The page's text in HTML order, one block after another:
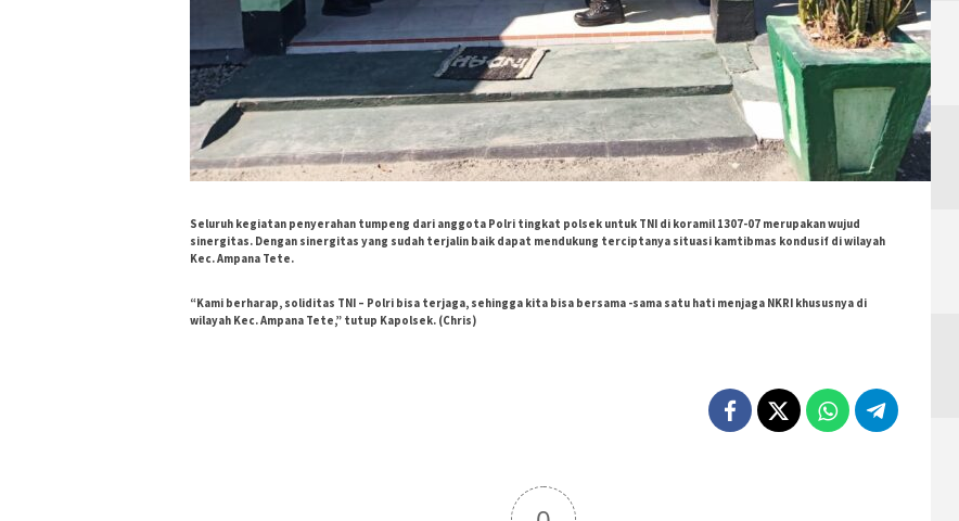
Seluruh kegiatan penyerahan tumpeng dari anggota Polri tingkat polsek untuk TNI di koramil 1307-07 merupakan wujud
sinergitas. Dengan sinergitas yang sudah terjalin baik dapat mendukung terciptanya situasi kamtibmas kondusif di wilayah
Kec. Ampana Tete.
“Kami berharap, soliditas TNI – Polri bisa terjaga, sehingga kita bisa bersama -sama satu hati menjaga NKRI khususnya di
wilayah Kec. Ampana Tete,” tutup Kapolsek. (Chris)